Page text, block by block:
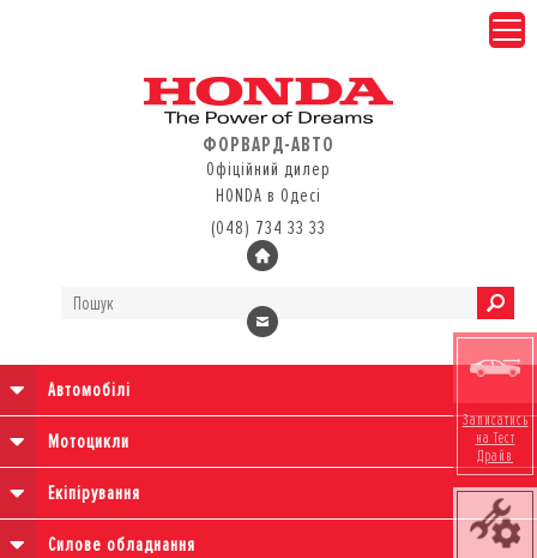
ФОРВАРД-АВТО
Офіційний дилер
HONDA в Одесі
(048) 734 33 33
Автомобілі
Мотоцикли
Екіпірування
Силове обладнання
Записатись
на Тест
Драйв